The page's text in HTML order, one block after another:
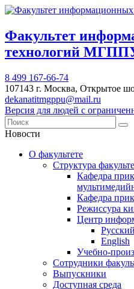
Факультет
технологий
8 499 167-66-74
107143 г. Москва, Открытое
dekanatitmgppu@mail.ru
Версия для людей с
Новости
О факультете
Структура
Кафедра
Кафедра
Режиссура
Центр
Русский
English
Учебно-
Сотрудники
Выпускники
Доступная среда